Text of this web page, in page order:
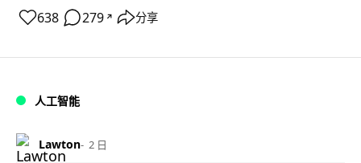
638 279 ↗ 分享
人工智能
Lawton 2 日